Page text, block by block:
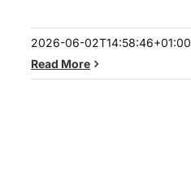
2026-06-02T14:58:46+01:00
Read More